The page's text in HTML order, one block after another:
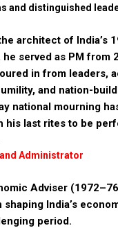
and distinguished
architect of India’s
served as PM from
in from leaders,
and nation-
national mourning
his last rites to be
Administrator
Adviser
India’s
period.